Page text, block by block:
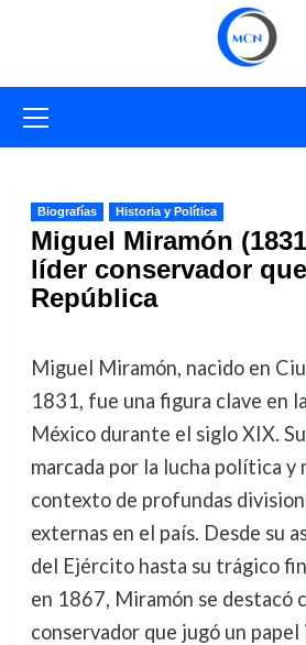
primario
Biografías Historia y Política
Miguel Miramón
líder conservador
República
Miguel Miramón, nacido en
1831, fue una figura clave en
México durante el siglo XIX.
marcada por la lucha política y
contexto de profundas
externas en el país. Desde su
del Ejército hasta su trágico
en 1867, Miramón se destacó
conservador que jugó un